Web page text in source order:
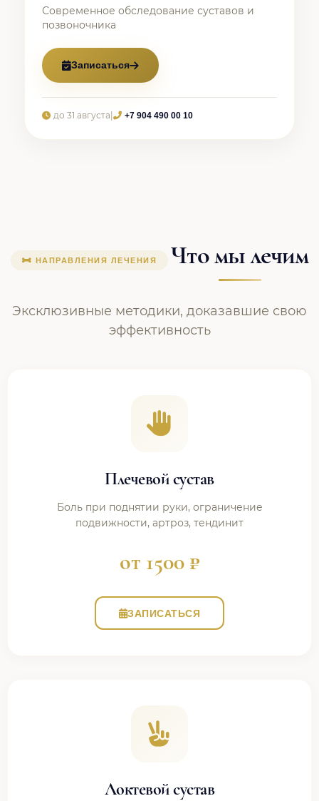
Современное обследование суставов и
позвоночника
Записаться
до 31 августа +7 904 490 00 10
НАПРАВЛЕНИЯ ЛЕЧЕНИЯ Что мы лечим
Эксклюзивные методики, доказавшие свою
эффективность
Плечевой сустав
Боль при поднятии руки, ограничение
подвижности, артроз, тендинит
от 1500 ₽
ЗАПИСАТЬСЯ
Локтевой сустав